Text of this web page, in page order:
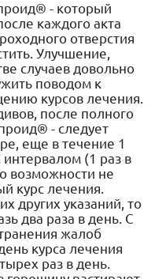
- который
каждого акта
отверстия
Улучшение,
случаев довольно
поводом к
курсов лечения.
после полного
- следует
еще в течение 1
(1 раз в
возможности не
курс лечения.
других указаний, то
два раза в день. С
жалоб
курса лечения
раз в день.